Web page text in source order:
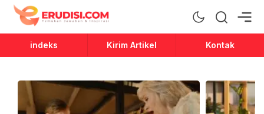
Erudisi
Temukan Jawaban dan Inspirasi
indeks Kirim Artikel Kontak